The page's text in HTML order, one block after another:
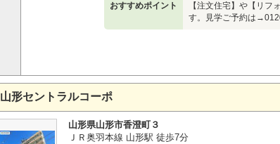
おすすめポイント
【注文住宅】や【リフ
す。見学ご予約は
山形セントラルコーポ
山形県山形市香澄町３
ＪＲ奥羽本線 山形駅 徒歩7分